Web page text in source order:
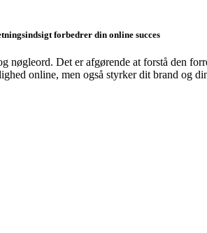
forbedrer din online succes
nøgleord. Det er afgørende at forstå den
online, men også styrker dit brand og